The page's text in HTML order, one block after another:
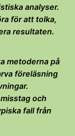
analyser.
för att tolka,
resultaten.
metoderna på
föreläsning
och
fall från